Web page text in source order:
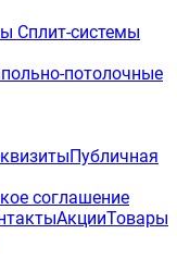
Сплит-системы
потолочные
Публичная
соглашение
АкцииТовары